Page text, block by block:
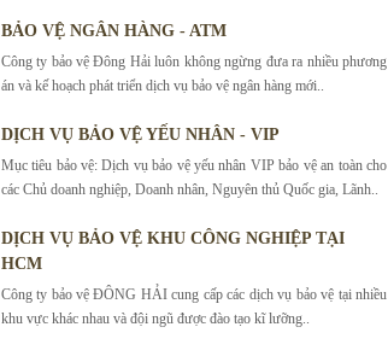
BẢO VỆ NGÂN HÀNG - ATM
Công ty bảo vệ Đông Hải luôn không ngừng đưa ra nhiều phương
án và kế hoạch phát triển dịch vụ bảo vệ ngân hàng mới..
DỊCH VỤ BẢO VỆ YẾU NHÂN - VIP
Mục tiêu bảo vệ: Dịch vụ bảo vệ yếu nhân VIP bảo vệ an toàn cho
các Chủ doanh nghiệp, Doanh nhân, Nguyên thủ Quốc gia, Lãnh..
DỊCH VỤ BẢO VỆ KHU CÔNG NGHIỆP TẠI
HCM
Công ty bảo vệ ĐÔNG HẢI cung cấp các dịch vụ bảo vệ tại nhiều
khu vực khác nhau và đội ngũ được đào tạo kĩ lưỡng..